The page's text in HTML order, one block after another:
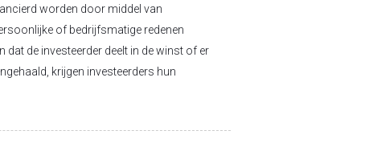
worden door middel van
of bedrijfsmatige redenen
de investeerder deelt in de winst of er
krijgen investeerders hun